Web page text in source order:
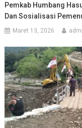
Pemkab Humbang
Dan Sosialisasi
Maret 13, 2026